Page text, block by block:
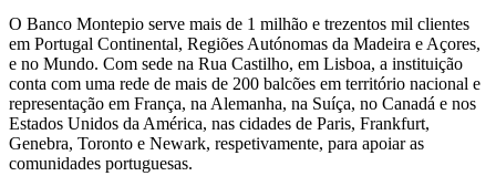
O Banco Montepio serve mais de 1 milhão e trezentos mil clientes
em Portugal Continental, Regiões Autónomas da Madeira e Açores,
e no Mundo. Com sede na Rua Castilho, em Lisboa, a instituição
conta com uma rede de mais de 200 balcões em território nacional e
representação em França, na Alemanha, na Suíça, no Canadá e nos
Estados Unidos da América, nas cidades de Paris, Frankfurt,
Genebra, Toronto e Newark, respetivamente, para apoiar as
comunidades portuguesas.